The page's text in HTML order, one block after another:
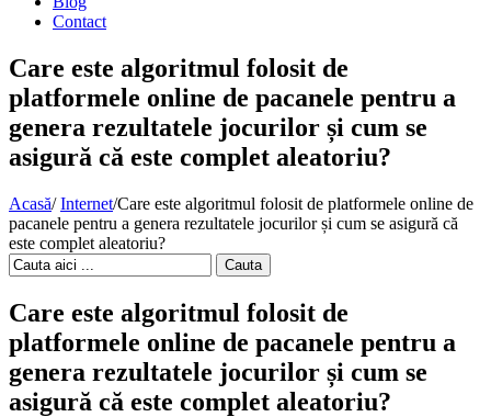
Contact
Care este algoritmul folosit de
platformele online de pacanele pentru a
genera rezultatele jocurilor și cum se
asigură că este complet aleatoriu?
Acasă/ Internet/Care este algoritmul folosit de platformele online de
pacanele pentru a genera rezultatele jocurilor și cum se asigură că
este complet aleatoriu?
Cauta
Care este algoritmul folosit de
platformele online de pacanele pentru a
genera rezultatele jocurilor și cum se
asigură că este complet aleatoriu?